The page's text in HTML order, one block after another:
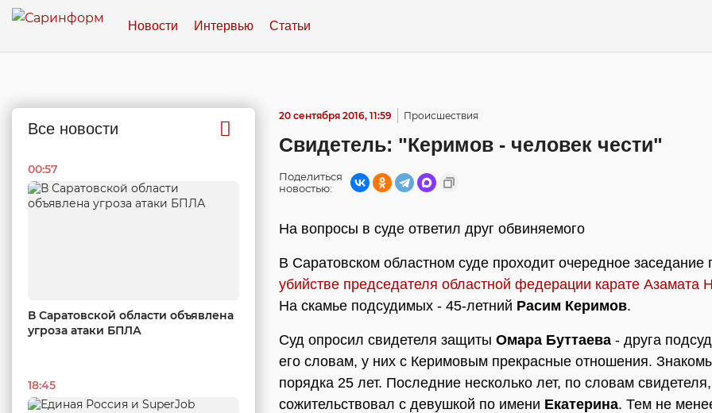
Новости Интервью Статьи
Все новости
00:57
В Саратовской области объявлена
угроза атаки БПЛА
18:45
20 сентября 2016, 11:59 Происшествия
Свидетель: "Керимов - человек чести"
Поделиться
новостью:
На вопросы в суде ответил друг обвиняемого
В Саратовском областном суде проходит очередное заседание
убийстве председателя областной федерации карате Азамата
На скамье подсудимых - 45-летний Расим Керимов.
Суд опросил свидетеля защиты Омара Буттаева - друга
его словам, у них с Керимовым прекрасные отношения.
порядка 25 лет. Последние несколько лет, по словам
сожительствовал с девушкой по имени Екатерина. Тем не